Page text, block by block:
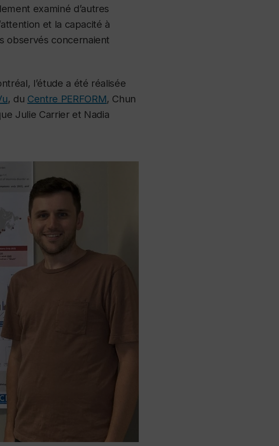
examiné d’autres
et la capacité à
observés concernaient
l’étude a été réalisée
, du Centre PERFORM, Chun
Julie Carrier et Nadia